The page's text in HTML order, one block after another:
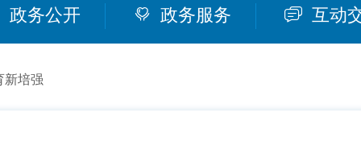
政务公开 政务服务 互动
新培强